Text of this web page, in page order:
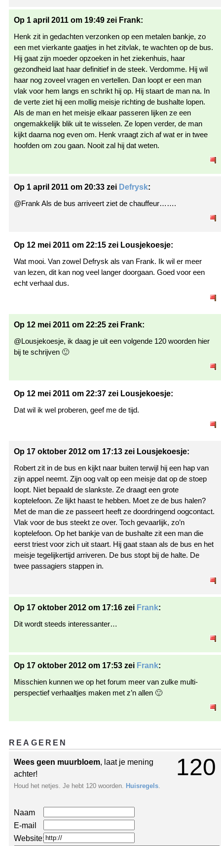
Op 1 april 2011 om 19:49 zei Frank:
Henk zit in gedachten verzonken op een metalen bankje, zo
een met vierkante gaatjes in het zitvlak, te wachten op de bus.
Hij gaat zijn moeder opzoeken in het ziekenhuis, haar
gezondheid laat haar definitief in de steek. Verdomme. Hij wil
haar nog zoveel vragen en vertellen. Dan loopt er een man
vlak voor hem langs en schrikt hij op. Hij staart de man na. In
de verte ziet hij een mollig meisje richting de bushalte lopen.
Als de man en het meisje elkaar passeren lijken ze een
ongemakkelijk blik uit te wisselen. Ze lopen verder, de man
kijkt daarna nog even om. Henk vraagt zich af wat er in twee
hoofden om zou gaan. Nooit zal hij dat weten.
Op 1 april 2011 om 20:33 zei Defrysk:
@Frank Als de bus arriveert ziet de chauffeur…….
Op 12 mei 2011 om 22:15 zei Lousjekoesje:
Wat mooi. Van zowel Defrysk als van Frank. Ik wil er meer
van lezen, dit kan nog veel langer doorgaan. Goed voor een
echt verhaal dus.
Op 12 mei 2011 om 22:25 zei Frank:
@Lousjekoesje, ik daag je uit een volgende 120 woorden hier
bij te schrijven 🙂
Op 12 mei 2011 om 22:37 zei Lousjekoesje:
Dat wil ik wel proberen, geef me de tijd.
Op 17 oktober 2012 om 17:13 zei Lousjekoesje:
Robert zit in de bus en kijkt naar buiten terwijl hij een hap van
zijn appel neemt. Zijn oog valt op een meisje dat op de stoep
loopt. Niet bepaald de slankste. Ze draagt een grote
koptelefoon. Ze lijkt haast te hebben. Moet ze de bus halen?
Met de man die ze passeert heeft ze doordringend oogcontact.
Vlak voor de bus steekt ze over. Toch gevaarlijk, zo’n
koptelefoon. Op het bankje van de bushalte zit een man die
eerst triest voor zich uit staart. Hij gaat staan als de bus en het
meisje tegelijkertijd arriveren. De bus stopt bij de halte. De
twee passagiers stappen in.
Op 17 oktober 2012 om 17:16 zei Frank:
Dit wordt steeds interessanter…
Op 17 oktober 2012 om 17:53 zei Frank:
Misschien kunnen we op het forum meer van zulke multi-
perspectief verhaaltjes maken met z’n allen 🙂
REAGEREN
120
Wees geen muurbloem, laat je mening
achter!
Houd het netjes. Je hebt 120 woorden. Huisregels
Naam
E-mail
Website: